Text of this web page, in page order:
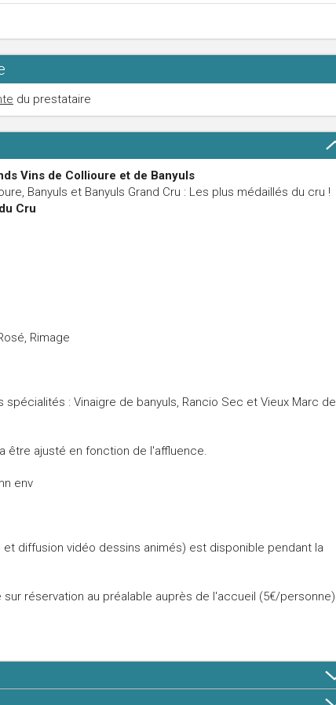
du prestataire
Vins de Collioure et de Banyuls
Banyuls et Banyuls Grand Cru : Les plus médaillés du cru !
Cru
Rimage
: Vinaigre de banyuls, Rancio Sec et Vieux Marc de
être ajusté en fonction de l'affluence.
env
diffusion vidéo dessins animés) est disponible pendant la
réservation au préalable auprès de l'accueil (5€/personne)